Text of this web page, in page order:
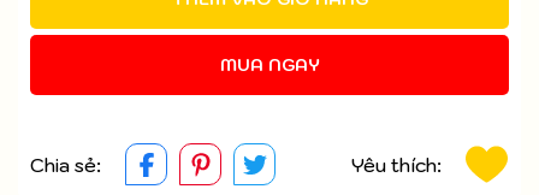
MUA NGAY
Chia sẻ: Yêu thích: